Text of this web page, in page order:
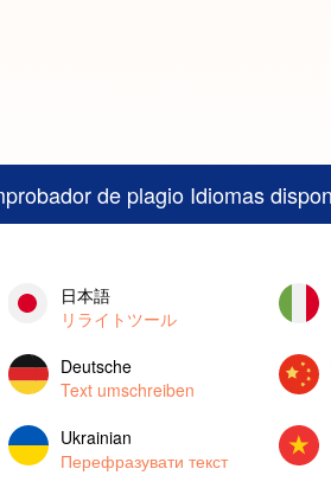
de plagio Idiomas
日本語
リライトツール
Deutsche
Text umschreiben
Ukrainian
Перефразувати текст